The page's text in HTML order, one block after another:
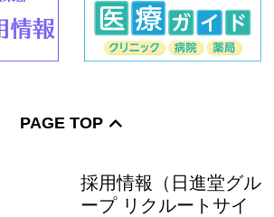
PAGE TOP
採用情報（日進堂グル
ープ リクルートサイ